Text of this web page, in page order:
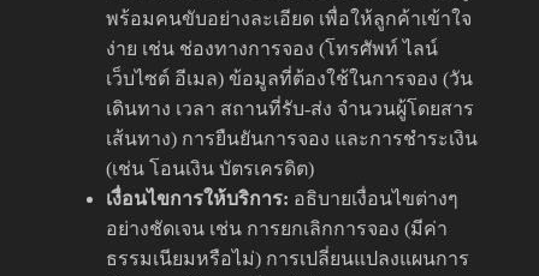
พร้อมคนขับอย่างละเอียด เพื่อให้ลูกค้าเข้าใจ
ง่าย เช่น ช่องทางการจอง (โทรศัพท์ ไลน์
เว็บไซต์ อีเมล) ข้อมูลที่ต้องใช้ในการจอง (วัน
เดินทาง เวลา สถานที่รับ-ส่ง จำนวนผู้โดยสาร
เส้นทาง) การยืนยันการจอง และการชำระเงิน
(เช่น โอนเงิน บัตรเครดิต)
เงื่อนไขการให้บริการ: อธิบายเงื่อนไขต่างๆ
อย่างชัดเจน เช่น การยกเลิกการจอง (มีค่า
ธรรมเนียมหรือไม่) การเปลี่ยนแปลงแผนการ